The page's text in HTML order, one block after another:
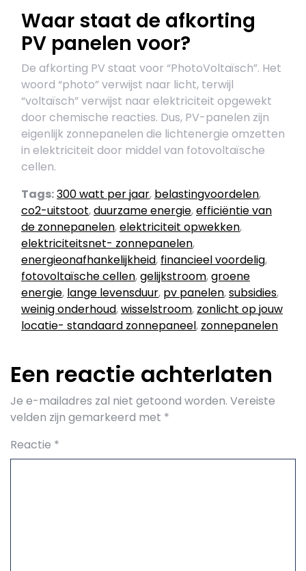
Waar staat de afkorting
PV panelen voor?
De afkorting PV staat voor “PhotoVoltaïsch”. Het
woord “photo” verwijst naar licht, terwijl
“voltaïsch” verwijst naar elektriciteit opgewekt
door chemische reacties. Dus, PV-panelen zijn
eigenlijk zonnepanelen die lichtenergie omzetten
in elektriciteit door middel van fotovoltaïsche
cellen.
Tags:300 watt per jaar, belastingvoordelen,
co2-uitstoot,duurzame energie,efficiëntie van
de zonnepanelen,elektriciteit opwekken,
elektriciteitsnet- zonnepanelen,
energieonafhankelijkheid, financieel voordelig,
fotovoltaïsche cellen,gelijkstroom,groene
energie, lange levensduur, pv panelen,subsidies,
weinig onderhoud,wisselstroom, zonlicht op jouw
locatie- standaard zonnepaneel, zonnepanelen
Een reactie achterlaten
Je e-mailadres zal niet getoond worden. Vereiste
velden zijn gemarkeerd met *
Reactie *